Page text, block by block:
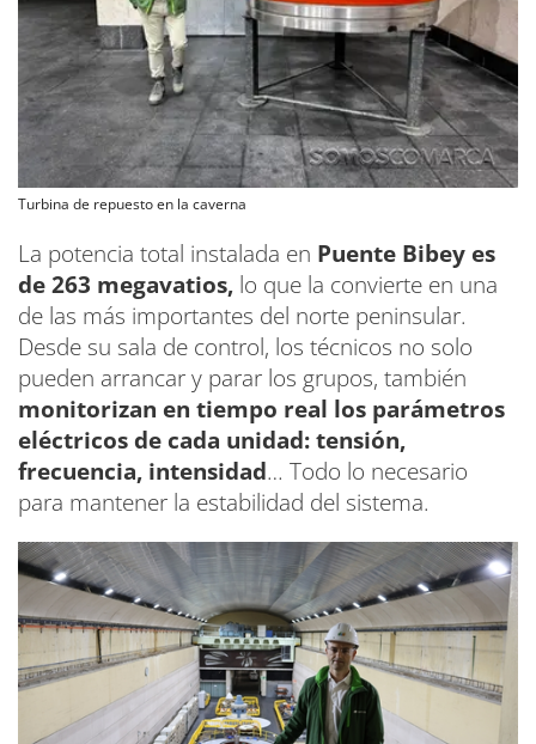
Turbina de repuesto en la caverna
La potencia total instalada en Puente Bibey es
de 263 megavatios, lo que la convierte en una
de las más importantes del norte peninsular.
Desde su sala de control, los técnicos no solo
pueden arrancar y parar los grupos, también
monitorizan en tiempo real los parámetros
eléctricos de cada unidad: tensión,
frecuencia, intensidad… Todo lo necesario
para mantener la estabilidad del sistema.